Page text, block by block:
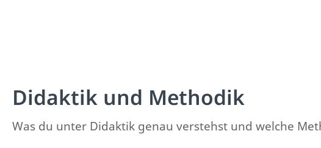
Didaktik und Methodik
Was du unter Didaktik genau verstehst und welche